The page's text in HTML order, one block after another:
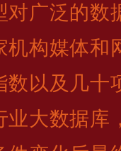
对广泛的数
机构媒体和
数以及几十
业大数据库